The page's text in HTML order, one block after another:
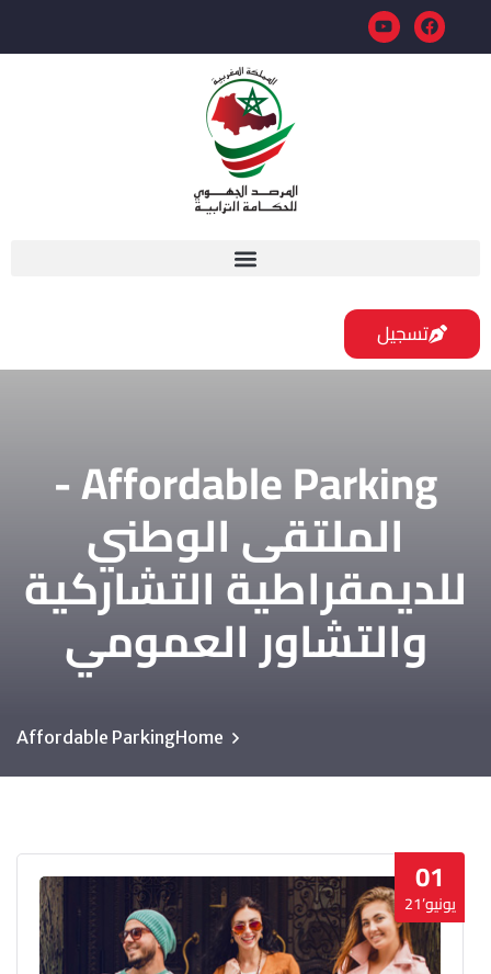
تسجيل
Affordable Parking -
الملتقى الوطني
للديمقراطية التشاركية
والتشاور العمومي
Home
Affordable Parking
01
يونيو’21